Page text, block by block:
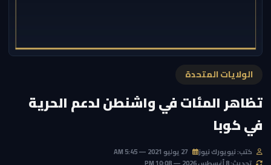
الولايات المتحدة
تظاهر المئات في واشنطن لدعم الحرية
في كوبا
كتب: نيويورك نيوز